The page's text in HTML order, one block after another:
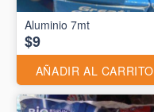
Aluminio 7mt
$9
AÑADIR AL CARRITO